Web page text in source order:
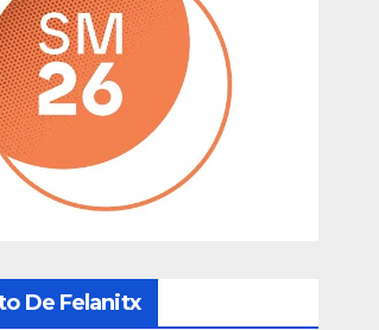
De Felanitx